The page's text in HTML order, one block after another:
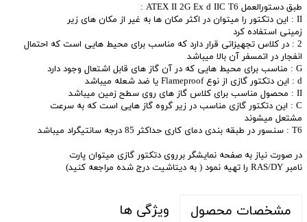
طبق دستورالعمل ATEX II 2G Ex d IIC T6 :
II : این دتکتور را میتوان در اکثر مکان ها به غیر از مکان های زیر
زمینی استفاده کرد
2 : در کلاس تجهیزاتی قرار دارد که مناسب برای محیط هایی است که احتمال
انفجار در اتمسفر آن بالا میباشد
G : مناسب برای محیط هایی که در آن گاز های قابل اشتعال وجود دارد
d : این دتکتور گازی از نوع Flameproof یا ضد شعله میباشد
II : محصول مناسب برای کلاس گاز های روی سطح زمین میباشد
C : این دتکتور گازی مناسب در زیر گروه گاز هایی است که به سرعت
مشتعل میشوند
T6 : سنسور در طبقه بندی دمای کاری حداکثر 85 درجه سانتیگراد میباشد
در صورت نیاز به صفحه نمایشگر برروی دتکتور گازی میتوان پارت
نامبر RAS/DY را تهیه نمود ( به دیتاشیت درج شده مراجعه کنید)
مشخصات محصول ویژگی ها